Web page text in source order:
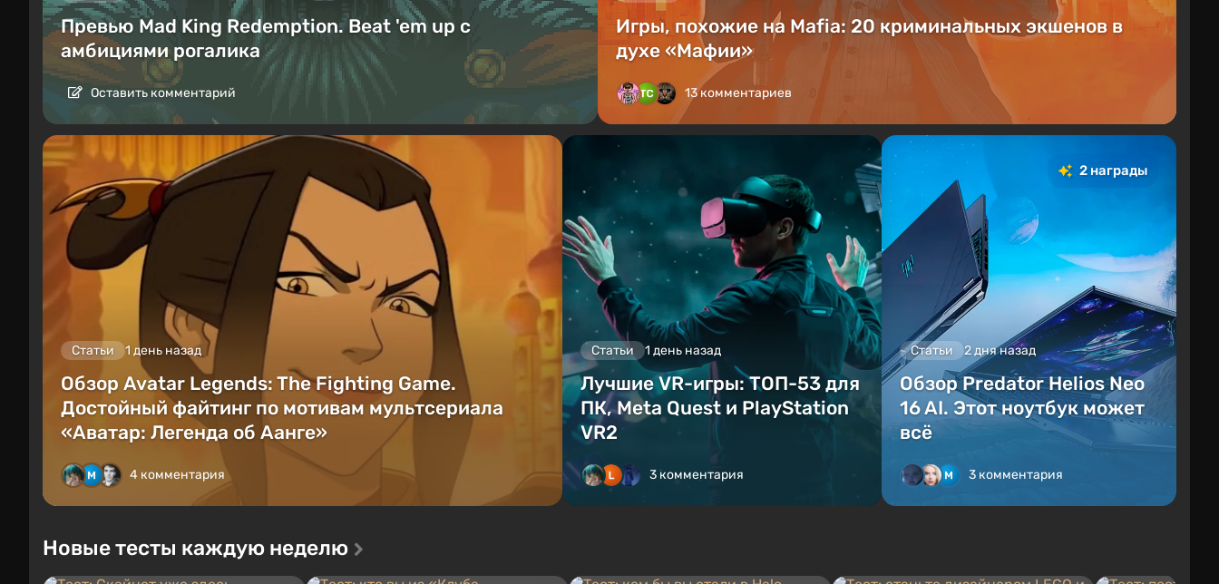
Превью Mad King Redemption. Beat 'em up с
амбициями рогалика
Оставить комментарий
Игры, похожие на Mafia: 20 криминальных экшенов в
духе «Мафии»
13 комментариев
Статьи 1 день назад
Обзор Avatar Legends: The Fighting Game.
Достойный файтинг по мотивам мультсериала
«Аватар: Легенда об Аанге»
4 комментария
Статьи 1 день назад
Лучшие VR-игры: ТОП-53 для
ПК, Meta Quest и PlayStation
VR2
3 комментария
2 награды
Статьи 2 дня назад
Обзор Predator Helios Neo
16 AI. Этот ноутбук может
всё
3 комментария
Новые тесты каждую неделю